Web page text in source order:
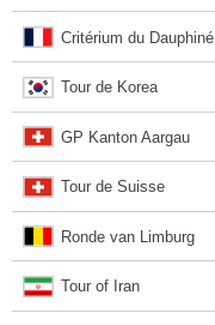
Critérium du Dauphiné
Tour de Korea
GP Kanton Aargau
Tour de Suisse
Ronde van Limburg
Tour of Iran